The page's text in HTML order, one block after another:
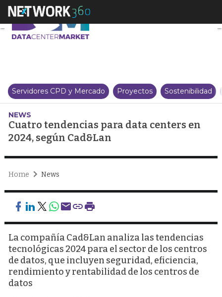
Cuatro tendencias para data
Servidores CPD y Mercado Proyectos Sostenibilidad
NEWS
Cuatro tendencias para data centers en
2024, según Cad&Lan
Home News
La compañía Cad&Lan analiza las tendencias
tecnológicas 2024 para el sector de los centros
de datos, que incluyen seguridad, eficiencia,
rendimiento y rentabilidad de los centros de
datos